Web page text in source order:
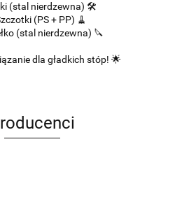
(stal nierdzewna) 🛠️
(PS + PP) 🧹
(stal nierdzewna) 🔪
dla gładkich stóp! 🌟